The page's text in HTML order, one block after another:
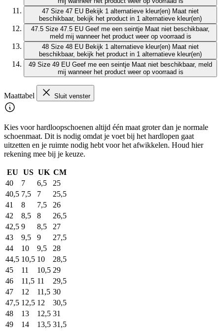
47 Size 47 EU Bekijk 1 alternatieve kleur(en) Maat niet
beschikbaar, bekijk het product in 1 alternatieve kleur(en)
47.5 Size 47.5 EU Geef me een seintje Maat niet beschikbaar,
meld mij wanneer het product weer op voorraad is
48 Size 48 EU Bekijk 1 alternatieve kleur(en) Maat niet
beschikbaar, bekijk het product in 1 alternatieve kleur(en)
49 Size 49 EU Geef me een seintje Maat niet beschikbaar, meld
mij wanneer het product weer op voorraad is
Maattabel Sluit venster
Kies voor hardloopschoenen altijd één maat groter dan je normale
schoenmaat. Dit is nodig omdat je voet bij het hardlopen gaat
uitzetten en je ruimte nodig hebt voor het afwikkelen. Houd hier
rekening mee bij je keuze.
EU US UK CM
40
7 6,5
25
40,5 7,5 7
25,5
41
8 7,5
26
42
8,5 8
26,5
42,5 9 8,5
27
43
9,5 9
27,5
44
10 9,5
28
44,5 10,5 10
28,5
45
11 10,5 29
46
11,5 11
29,5
47
12 11,5 30
47,5 12,5 12
30,5
48
13 12,5 31
49
14 13,5 31,5